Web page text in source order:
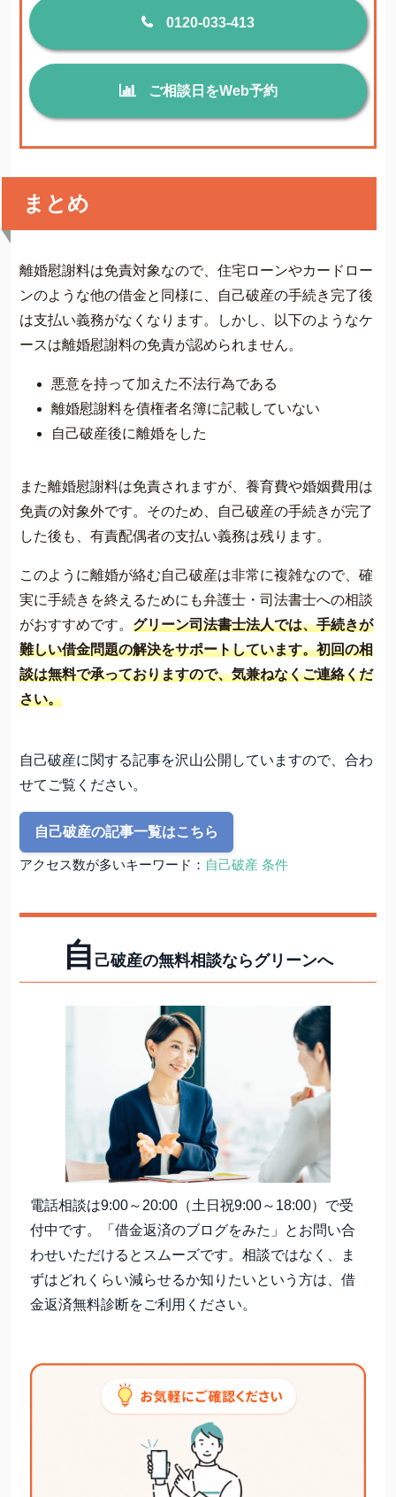
0120-033-413
ご相談日をWeb予約
まとめ
離婚慰謝料は免責対象なので、住宅ローンやカードロー
ンのような他の借金と同様に、自己破産の手続き完了後
は支払い義務がなくなります。しかし、以下のようなケ
ースは離婚慰謝料の免責が認められません。
悪意を持って加えた不法行為である
離婚慰謝料を債権者名簿に記載していない
自己破産後に離婚をした
また離婚慰謝料は免責されますが、養育費や婚姻費用は
免責の対象外です。そのため、自己破産の手続きが完了
した後も、有責配偶者の支払い義務は残ります。
このように離婚が絡む自己破産は非常に複雑なので、確
実に手続きを終えるためにも弁護士・司法書士への相談
がおすすめです。 グリーン司法書士法人では、手続きが
難しい借金問題の解決をサポートしています。初回の相
談は無料で承っておりますので、気兼ねなくご連絡くだ
さい。
自己破産に関する記事を沢山公開していますので、合わ
せてご覧ください。
自己破産の記事一覧はこちら
アクセス数が多いキーワード： 自己破産 条件
自 己破産の無料相談ならグリーンへ
電話相談は9:00～20:00（土日祝9:00～18:00）で受
付中です。「借金返済のブログをみた」とお問い合
わせいただけるとスムーズです。相談ではなく、ま
ずはどれくらい減らせるか知りたいという方は、借
金返済無料診断をご利用ください。